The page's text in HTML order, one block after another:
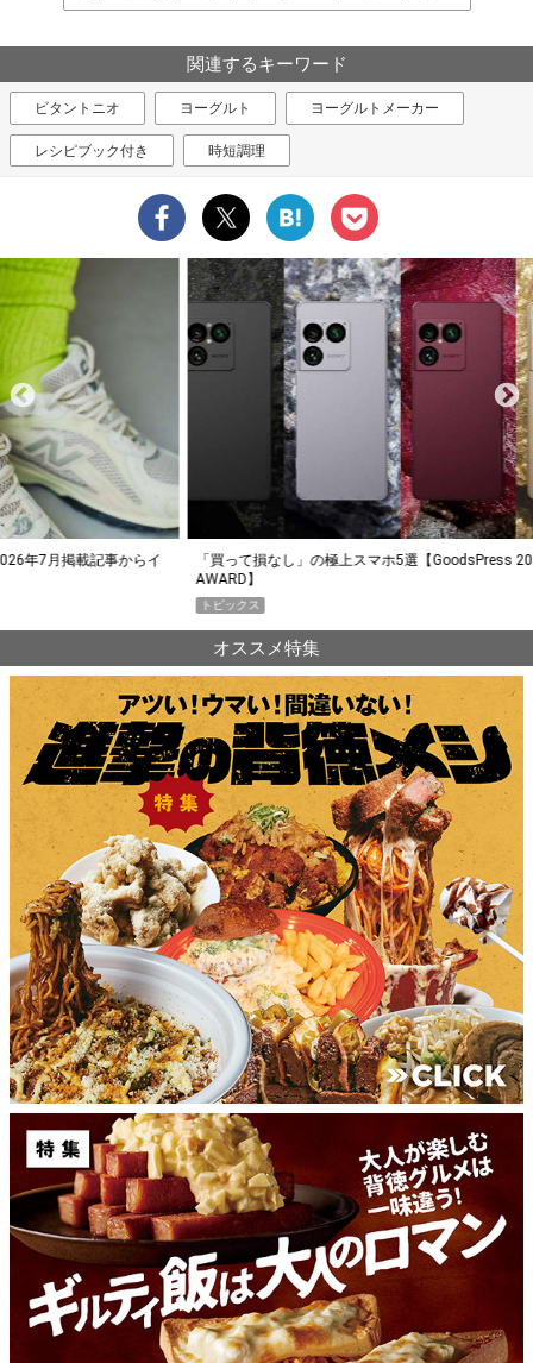
関連するキーワード
ビタントニオ ヨーグルト ヨーグルトメーカー
レシピブック付き 時短調理
イ
「買って損なし」の極上スマホ5選【GoodsPress 2026上半期
薄着
オススメ特集